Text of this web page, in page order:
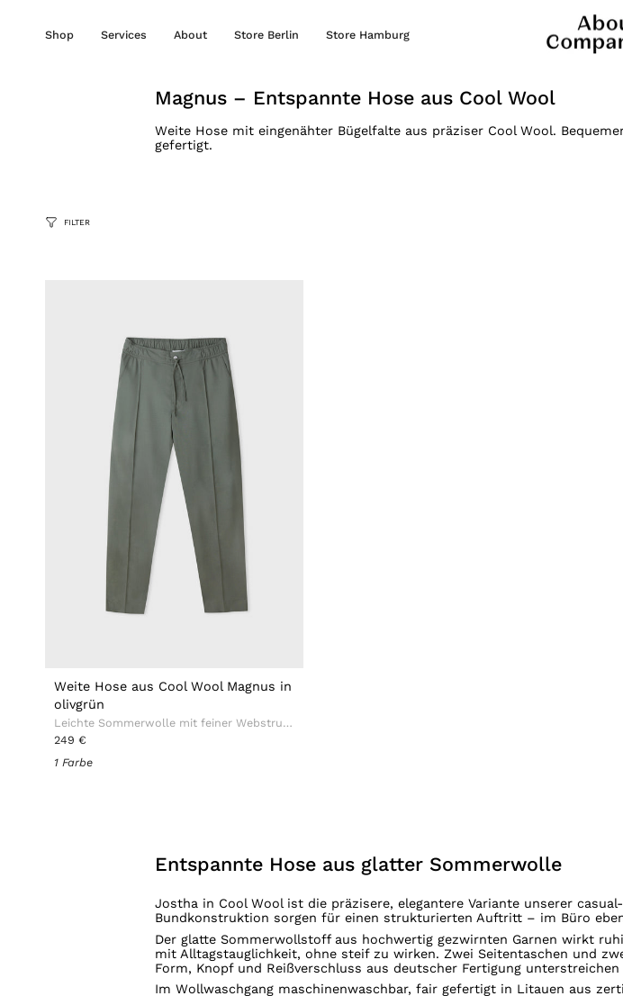
springenShop Services About Store Berlin Store Hamburg
Magnus – Entspannte Hose aus Cool Wool
Weite Hose mit eingenähter Bügelfalte aus präziser Cool Wool.
gefertigt.
FILTER
Weite Hose aus Cool Wool Magnus in
olivgrün
Leichte Sommerwolle mit feiner Webstruktur
249 €
1 Farbe
Entspannte Hose aus glatter Sommerwolle
Jostha in Cool Wool ist die präzisere, elegantere Variante unserer
Bundkonstruktion sorgen für einen strukturierten Auftritt – im Büro
Der glatte Sommerwollstoff aus hochwertig gezwirnten Garnen wirkt
mit Alltagstauglichkeit, ohne steif zu wirken. Zwei Seitentaschen und
Form, Knopf und Reißverschluss aus deutscher Fertigung
Im Wollwaschgang maschinenwaschbar, fair gefertigt in Litauen aus